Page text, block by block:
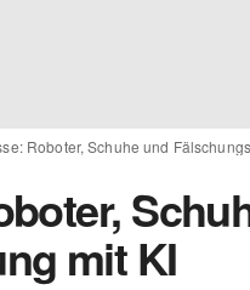
Roboter, Schuhe und
mit KI